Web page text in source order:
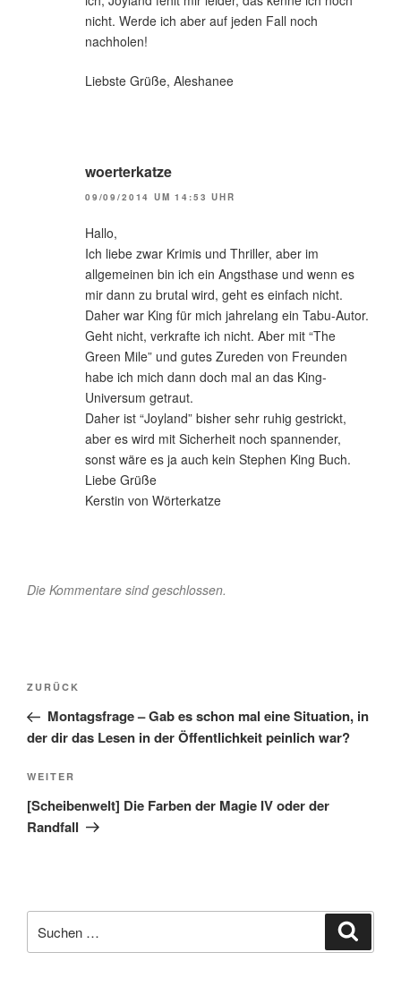
nicht. Werde ich aber auf jeden Fall noch
nachholen!
Liebste Grüße, Aleshanee
woerterkatze
09/09/2014 UM 14:53 UHR
Hallo,
Ich liebe zwar Krimis und Thriller, aber im
allgemeinen bin ich ein Angsthase und wenn es
mir dann zu brutal wird, geht es einfach nicht.
Daher war King für mich jahrelang ein Tabu-Autor.
Geht nicht, verkrafte ich nicht. Aber mit “The
Green Mile” und gutes Zureden von Freunden
habe ich mich dann doch mal an das King-
Universum getraut.
Daher ist “Joyland” bisher sehr ruhig gestrickt,
aber es wird mit Sicherheit noch spannender,
sonst wäre es ja auch kein Stephen King Buch.
Liebe Grüße
Kerstin von Wörterkatze
Die Kommentare sind geschlossen.
Beitragsnavigation
Vorheriger
Beitrag
ZURÜCK
Montagsfrage – Gab es schon mal eine Situation, in
der dir das Lesen in der Öffentlichkeit peinlich war?
Nächster
Beitrag
WEITER
[Scheibenwelt] Die Farben der Magie IV oder der
Randfall
nach: